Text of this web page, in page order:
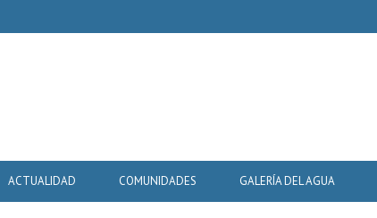
ACTUALIDAD COMUNIDADES GALERÍA DEL AGUA